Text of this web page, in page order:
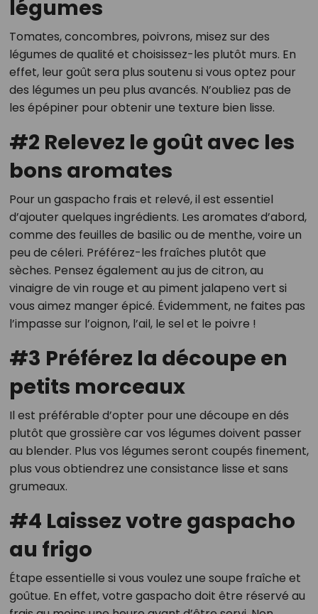
légumes
Tomates, concombres, poivrons, misez sur des
légumes de qualité et choisissez-les plutôt murs. En
effet, leur goût sera plus soutenu si vous optez pour
des légumes un peu plus avancés. N’oubliez pas de
les épépiner pour obtenir une texture bien lisse.
#2 Relevez le goût avec les
bons aromates
Pour un gaspacho frais et relevé, il est essentiel
d’ajouter quelques ingrédients. Les aromates d’abord,
comme des feuilles de basilic ou de menthe, voire un
peu de céleri. Préférez-les fraîches plutôt que
sèches. Pensez également au jus de citron, au
vinaigre de vin rouge et au piment jalapeno vert si
vous aimez manger épicé. Évidemment, ne faites pas
l’impasse sur l’oignon, l’ail, le sel et le poivre !
#3 Préférez la découpe en
petits morceaux
Il est préférable d’opter pour une découpe en dés
plutôt que grossière car vos légumes doivent passer
au blender. Plus vos légumes seront coupés finement,
plus vous obtiendrez une consistance lisse et sans
grumeaux.
#4 Laissez votre gaspacho
au frigo
Étape essentielle si vous voulez une soupe fraîche et
goûtue. En effet, votre gaspacho doit être réservé au